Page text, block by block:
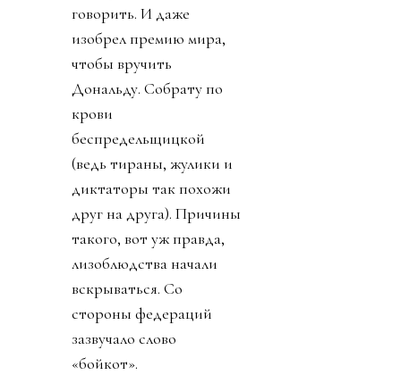
говорить. И даже
изобрел премию мира,
чтобы вручить
Дональду. Собрату по
крови
беспредельщицкой
(ведь тираны, жулики и
диктаторы так похожи
друг на друга). Причины
такого, вот уж правда,
лизоблюдства начали
вскрываться. Со
стороны федераций
зазвучало слово
«бойкот».